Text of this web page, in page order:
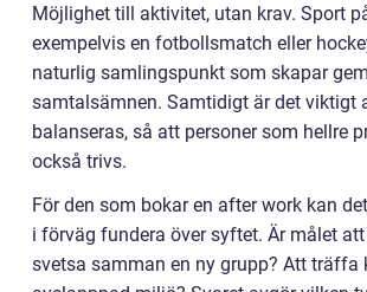
Möjlighet till aktivitet, utan krav. Sport
exempelvis en fotbollsmatch eller
naturlig samlingspunkt som skapar
samtalsämnen. Samtidigt är det viktigt
balanseras, så att personer som hellre
också trivs.
För den som bokar en after work kan
i förväg fundera över syftet. Är målet
svetsa samman en ny grupp? Att träffa